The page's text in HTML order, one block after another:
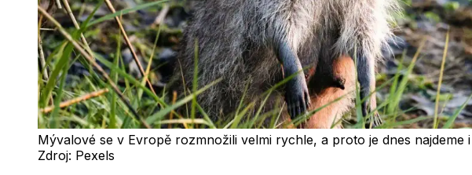
Mývalové se v Evropě rozmnožili velmi rychle, a proto je dnes najdeme
Zdroj: Pexels